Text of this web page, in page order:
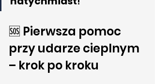
🆘 Pierwsza pomoc
przy udarze cieplnym
– krok po kroku